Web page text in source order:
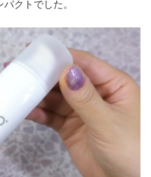
クトでした。